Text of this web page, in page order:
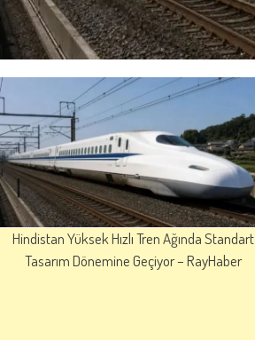
Hindistan Yüksek Hızlı Tren Ağında Standart
Tasarım Dönemine Geçiyor – RayHaber